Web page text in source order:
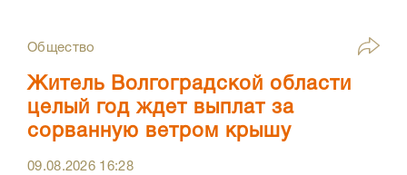
Общество
Житель Волгоградской области
целый год ждет выплат за
сорванную ветром крышу
09.08.2026 16:28